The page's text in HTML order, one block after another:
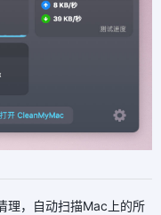
理，自动扫描Mac上的所